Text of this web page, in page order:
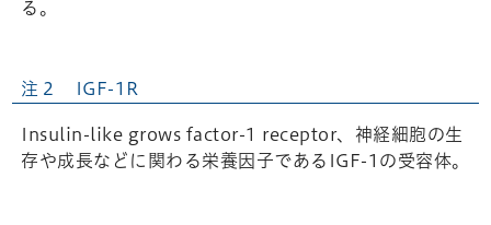
る。
注２ IGF-1R
Insulin-like grows factor-1 receptor、神経細胞の生
存や成長などに関わる栄養因子であるIGF-1の受容体。